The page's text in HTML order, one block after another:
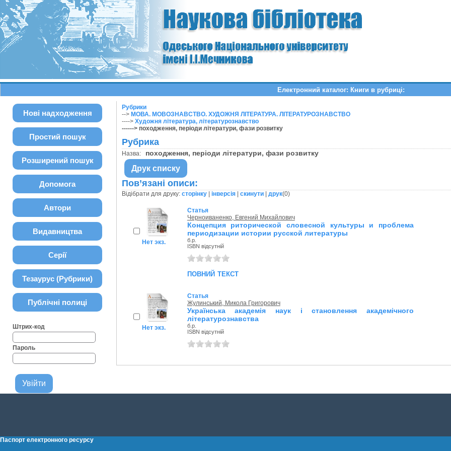
Електронний каталог: Книги в рубриці:
Нові надходження
Простий пошук
Розширений пошук
Допомога
Автори
Видавництва
Серії
Тезаурус (Рубрики)
Публічні полиці
Штрих-код
Пароль
Рубрики
--> МОВА. МОВОЗНАВСТВО. ХУДОЖНЯ ЛІТЕРАТУРА. ЛІТЕРАТУРОЗНАВСТВО
----> Художня література, літературознавство
------> походження, періоди літератури, фази розвитку
Рубрика
Назва: походження, періоди літератури, фази розвитку
Друк списку
Пов’язані описи:
Відібрати для друку: сторінку| інверсія| скинути| друк(0)
Нет экз.
Статья
Черноиваненко, Евгений Михайлович
Концепция риторической словесной культуры и проблема
периодизации истории русской литературы
б.р.
ISBN відсутній
повний текст
Нет экз.
Статья
Жулинський, Микола Григорович
Українська академія наук і становлення академічного
літературознавства
б.р.
ISBN відсутній
Паспорт електронного ресурсу